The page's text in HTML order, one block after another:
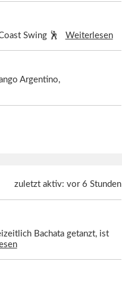
Swing 🕺 Weiterlesen
Argentino,
zuletzt aktiv: vor 6 Stunden
Bachata getanzt, ist